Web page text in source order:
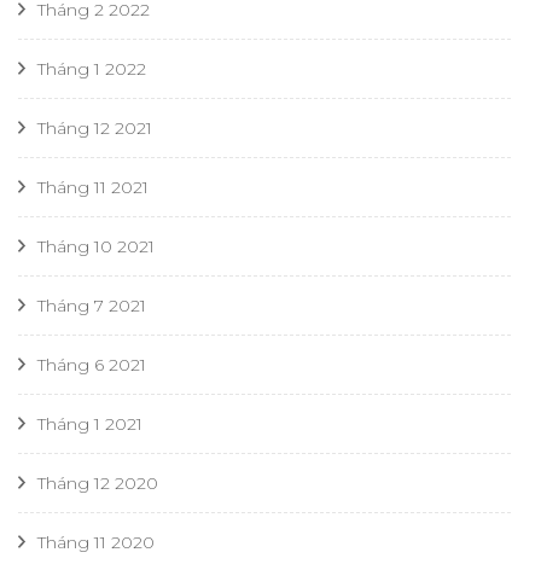
Tháng 2 2022
Tháng 1 2022
Tháng 12 2021
Tháng 11 2021
Tháng 10 2021
Tháng 7 2021
Tháng 6 2021
Tháng 1 2021
Tháng 12 2020
Tháng 11 2020